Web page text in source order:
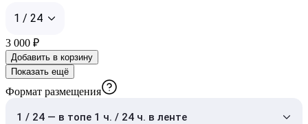
1 / 24
3 000 ₽
Добавить в корзину
Показать ещё
Формат размещения
1 / 24 — в топе 1 ч. / 24 ч. в ленте